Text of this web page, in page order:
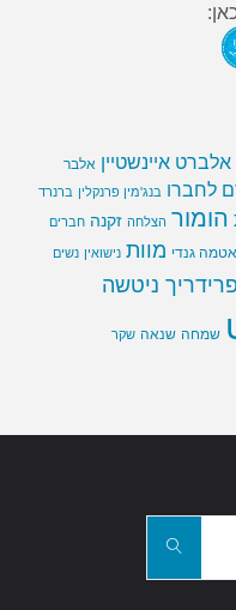
אלברט איינשטיין אלבר
לחברו בנג'מין פרנקלין ברנרד
הומור הצלחה זקנה חברים
גנדי מוות נישואין נשים
פרידריך ניטשה
שמחה שנאה שקר
חפשו